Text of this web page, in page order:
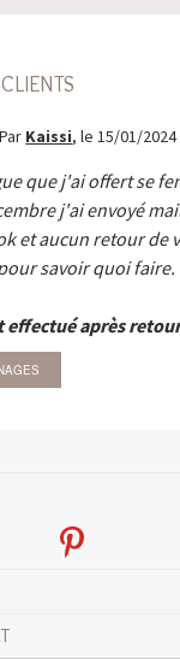
Par Kaissi, le 15/01/2024
que j'ai offert se
j'ai envoyé
et aucun retour de
savoir quoi faire.
effectué après